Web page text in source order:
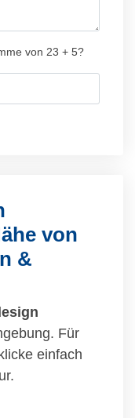
von 23 + 5?
von
&
Für
einfach